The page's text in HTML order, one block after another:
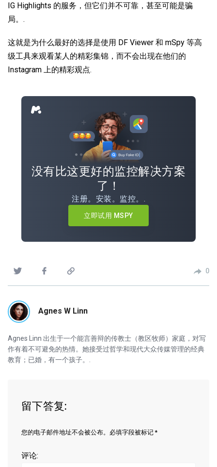
IG Highlights 的服务，但它们并不可靠，甚至可能是骗
局。.
这就是为什么最好的选择是使用 DF Viewer 和 mSpy 等高
级工具来观看某人的精彩集锦，而不会出现在他们的
Instagram 上的精彩观点.
没有比这更好的监控解决方案
了！
注册。安装。监控。.
立即试用 MSPY
0
Agnes W Linn
Agnes Linn 出生于一个能言善辩的传教士（教区牧师）家庭，对写
作有着不可避免的热情。她接受过哲学和现代大众传媒管理的经典
教育；已婚，有一个孩子。.
留下答复:
您的电子邮件地址不会被公布。必填字段被标记 *
评论: